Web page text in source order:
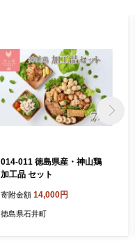
014-011 徳島県産・神山鶏
加工品 セット
寄附金額 14,000円
徳島県石井町